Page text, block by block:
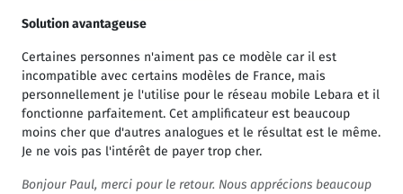
Solution avantageuse
Certaines personnes n'aiment pas ce modèle car il est
incompatible avec certains modèles de France, mais
personnellement je l'utilise pour le réseau mobile Lebara et il
fonctionne parfaitement. Cet amplificateur est beaucoup
moins cher que d'autres analogues et le résultat est le même.
Je ne vois pas l'intérêt de payer trop cher.
Bonjour Paul, merci pour le retour. Nous apprécions beaucoup